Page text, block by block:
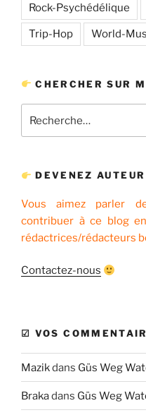
Rock-Psychédélique
Trip-Hop World-
CHERCHER SUR
pour
DEVENEZ
Vous aimez parler
contribuer à ce blog
rédactrices/rédacteurs
Contactez-nous
☑ VOS
Mazikdans Güs Weg
Brakadans Güs Weg